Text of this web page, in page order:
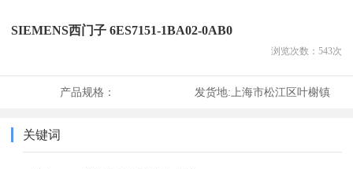
SIEMENS西门子 6ES7151-1BA02-0AB0
浏览次数： 543次
产品规格： 发货地: 上海市松江区叶榭镇
关键词